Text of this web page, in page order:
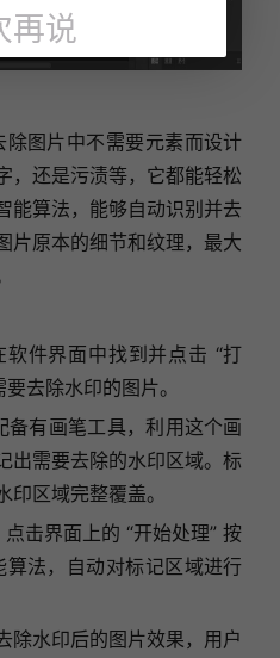
图片中不需要元素而设计
，还是污渍等，它都能轻松
能算法，能够自动识别并去
片原本的细节和纹理，最大
件界面中找到并点击 “打
去除水印的图片。
有画笔工具，利用这个画
出需要去除的水印区域。标
区域完整覆盖。
击界面上的 “开始处理” 按
法，自动对标记区域进行
除水印后的图片效果，用户
再说